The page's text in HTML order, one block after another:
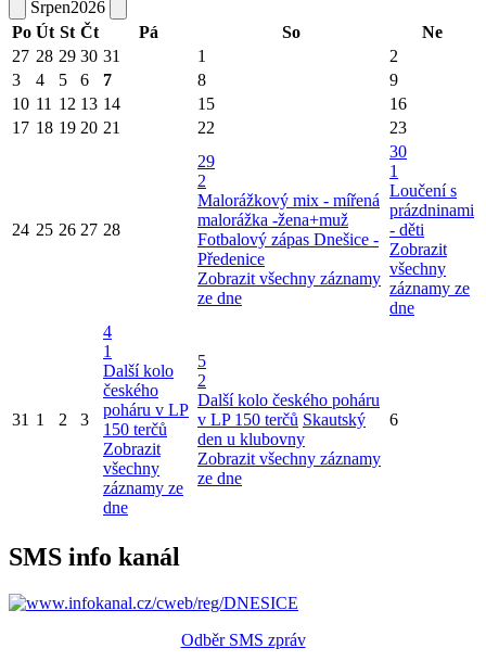
Srpen2026
Po Út St Čt Pá So
Ne
27 28 29 30 31 1
2
3
4 5 6 7 8
9
10 11 12 13 14 15
16
17 18 19 20 21 22 23
24 25 26 27 28
29
2
Malorážkový mix - mířená
malorážka -žena+muž
Fotbalový zápas Dnešice -
Předenice
Zobrazit všechny záznamy
ze dne
30
1
Loučení s
prázdninami
- děti
Zobrazit
všechny
záznamy ze
dne
31 1 2 3
4
1
Další kolo
českého
poháru v LP
150 terčů
Zobrazit
všechny
záznamy ze
dne
5
2
Další kolo českého poháru
v LP 150 terčů Skautský
den u klubovny
Zobrazit všechny záznamy
ze dne
6
SMS info kanál
Odběr SMS zpráv